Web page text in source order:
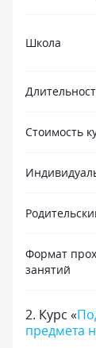
Школа
Стоимость
Формат
занятий
2. Курс «
предмета